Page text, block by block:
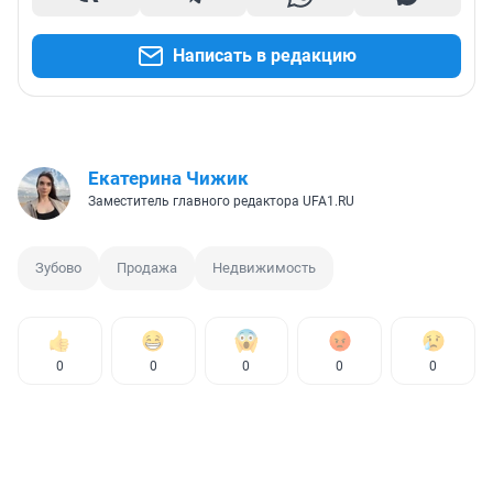
Написать в редакцию
Екатерина Чижик
Заместитель главного редактора UFA1.RU
Зубово Продажа Недвижимость
0 0 0 0 0